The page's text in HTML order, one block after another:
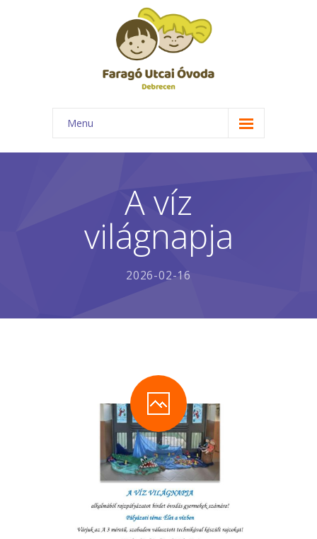
Menu
Főoldal
-- Óvodánk bemutatása
-- Elismerések
Dokumentumok
Kapcsolat
Facebook
A víz
világnapja
2026-02-16